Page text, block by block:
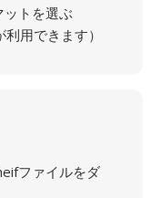
トを選ぶ
用できます）
ファイルをダ